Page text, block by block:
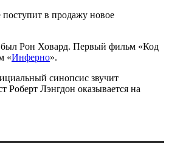
в продажу новое
был Рон Ховард. Первый фильм «Код
«Инферно».
синопсис звучит
Роберт Лэнгдон оказывается на